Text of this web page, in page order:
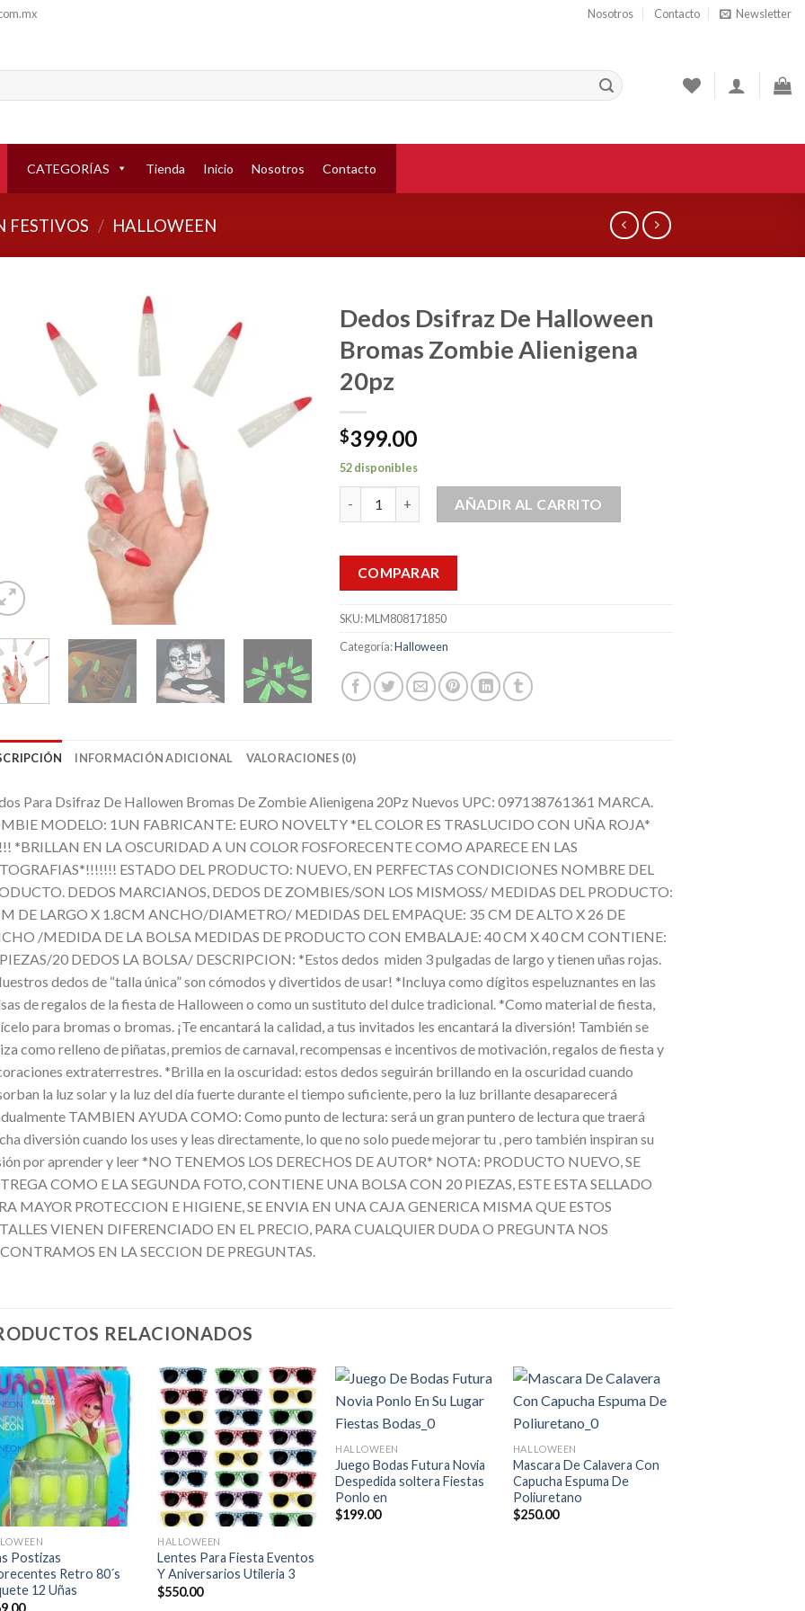
Nosotros Contacto Newsletter
CATEGORÍAS Tienda Inicio Nosotros Contacto
FESTIVOS / HALLOWEEN
deseos
Dedos Dsifraz De Halloween
Bromas Zombie Alienigena
20pz
$399.00
52 disponibles
Dedos Dsifraz De Halloween Bromas Zombie Alienigena 20pz cantidad
AÑADIR AL CARRITO
COMPARAR
SKU:MLM808171850
Categoría:Halloween
INFORMACIÓN ADICIONAL VALORACIONES (0)
Para Dsifraz De Hallowen Bromas De Zombie Alienigena 20Pz Nuevos UPC: 097138761361 MARCA.
MODELO: 1UN FABRICANTE: EURO NOVELTY *EL COLOR ES TRASLUCIDO CON UÑA ROJA*
*BRILLAN EN LA OSCURIDAD A UN COLOR FOSFORECENTE COMO APARECE EN LAS
ESTADO DEL PRODUCTO: NUEVO, EN PERFECTAS CONDICIONES NOMBRE DEL
DEDOS MARCIANOS, DEDOS DE ZOMBIES/SON LOS MISMOSS/ MEDIDAS DEL PRODUCTO:
DE LARGO X 1.8CM ANCHO/DIAMETRO/ MEDIDAS DEL EMPAQUE: 35 CM DE ALTO X 26 DE
/MEDIDA DE LA BOLSA MEDIDAS DE PRODUCTO CON EMBALAJE: 40 CM X 40 CM CONTIENE:
20 DEDOS LA BOLSA/ DESCRIPCION: *Estos dedos miden 3 pulgadas de largo y tienen uñas rojas.
dedos de “talla única” son cómodos y divertidos de usar! *Incluya como dígitos espeluznantes en las
de regalos de la fiesta de Halloween o como un sustituto del dulce tradicional. *Como material de fiesta,
para bromas o bromas. ¡Te encantará la calidad, a tus invitados les encantará la diversión! También se
como relleno de piñatas, premios de carnaval, recompensas e incentivos de motivación, regalos de fiesta y
extraterrestres. *Brilla en la oscuridad: estos dedos seguirán brillando en la oscuridad cuando
la luz solar y la luz del día fuerte durante el tiempo suficiente, pero la luz brillante desaparecerá
TAMBIEN AYUDA COMO: Como punto de lectura: será un gran puntero de lectura que traerá
diversión cuando los uses y leas directamente, lo que no solo puede mejorar tu , pero también inspiran su
por aprender y leer *NO TENEMOS LOS DERECHOS DE AUTOR* NOTA: PRODUCTO NUEVO, SE
COMO E LA SEGUNDA FOTO, CONTIENE UNA BOLSA CON 20 PIEZAS, ESTE ESTA SELLADO
MAYOR PROTECCION E HIGIENE, SE ENVIA EN UNA CAJA GENERICA MISMA QUE ESTOS
VIENEN DIFERENCIADO EN EL PRECIO, PARA CUALQUIER DUDA O PREGUNTA NOS
EN LA SECCION DE PREGUNTAS.
RELACIONADOS
Añadir
a la
lista de
deseos
+
Postizas
Retro 80´s
12 Uñas
Añadir
a la
lista de
deseos
+
HALLOWEEN
Lentes Para Fiesta Eventos
Y Aniversarios Utileria 3
$550.00
HALLOWEEN
Juego Bodas Futura Novia
Despedida soltera Fiestas
Ponlo en
$199.00
+
HALLOWEEN
Mascara De Calavera Con
Capucha Espuma De
Poliuretano
$250.00